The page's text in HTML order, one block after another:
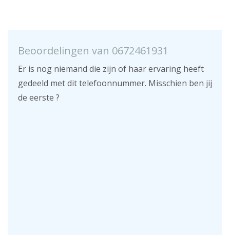
Beoordelingen van 0672461931
Er is nog niemand die zijn of haar ervaring heeft
gedeeld met dit telefoonnummer. Misschien ben jij
de eerste ?